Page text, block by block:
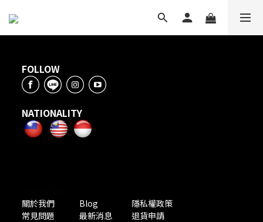
FOLLOW
NATIONALITY
關於我們
Blog
隱私權政策
常見問題
最新消息 退貨申請